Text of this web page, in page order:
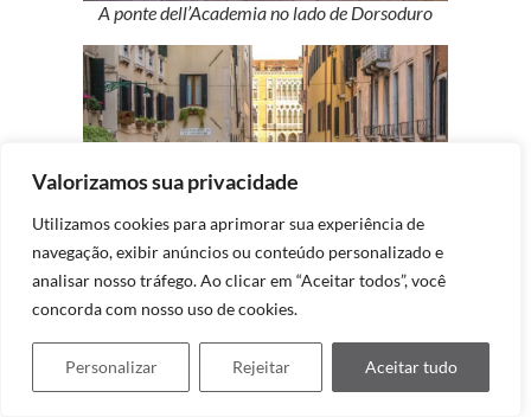
Valorizamos sua privacidade
Utilizamos cookies para aprimorar sua experiência de
navegação, exibir anúncios ou conteúdo personalizado e
analisar nosso tráfego. Ao clicar em “Aceitar todos”, você
concorda com nosso uso de cookies.
Personalizar Rejeitar Aceitar tudo
A ponte dell’Academia no lado de Dorsoduro
Ponte muito fotografada por causa do
Giardinetti Reali